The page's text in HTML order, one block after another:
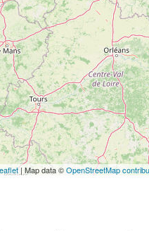
| Map data ©OpenStreetMap